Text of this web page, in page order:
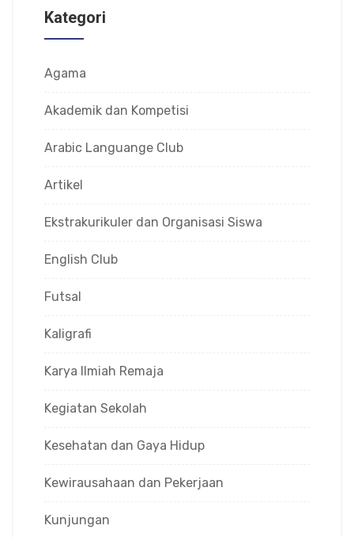
Kategori
Agama
Akademik dan Kompetisi
Arabic Languange Club
Artikel
Ekstrakurikuler dan Organisasi Siswa
English Club
Futsal
Kaligrafi
Karya Ilmiah Remaja
Kegiatan Sekolah
Kesehatan dan Gaya Hidup
Kewirausahaan dan Pekerjaan
Kunjungan